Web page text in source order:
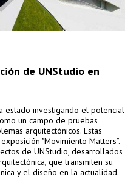
de UNStudio en
estado investigando el potencial
un campo de pruebas
arquitectónicos. Estas
"Movimiento Matters”.
de UNStudio, desarrollados
que transmiten su
y el diseño en la actualidad.